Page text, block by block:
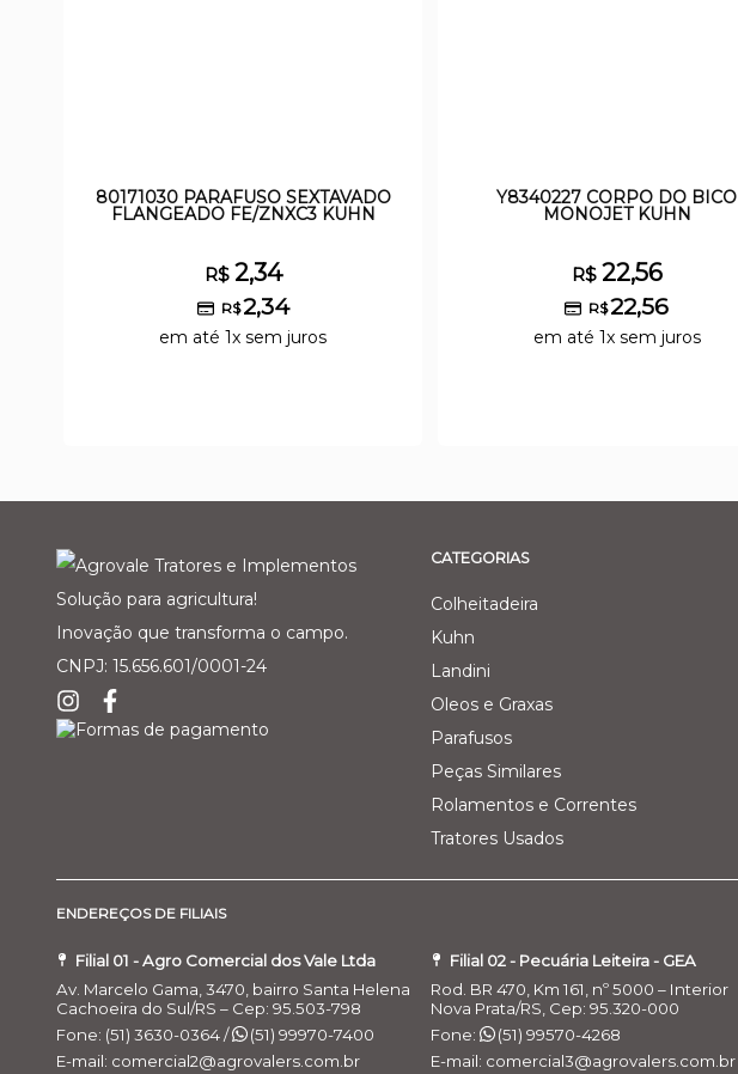
80171030 PARAFUSO SEXTAVADO
FLANGEADO FE/ZNXC3 KUHN
R$ 2,34
R$2,34
em até 1x sem juros
Y8340227 CORPO DO BICO
MONOJET KUHN
R$ 22,56
R$22,56
em até 1x sem juros
Solução para agricultura!
Inovação que transforma o campo.
CNPJ: 15.656.601/0001-24
CATEGORIAS
Colheitadeira
Kuhn
Landini
Oleos e Graxas
Parafusos
Peças Similares
Rolamentos e Correntes
Tratores Usados
ENDEREÇOS DE FILIAIS
Filial 01 - Agro Comercial dos Vale Ltda
Av. Marcelo Gama, 3470, bairro Santa Helena
Cachoeira do Sul/RS – Cep: 95.503-798
Fone: (51) 3630-0364 /
(51) 99970-7400
E-mail: comercial2@agrovalers.com.br
Filial 02 - Pecuária Leiteira - GEA
Rod. BR 470, Km 161, nº 5000 – Interior
Nova Prata/RS, Cep: 95.320-000
Fone:
(51) 99570-4268
E-mail: comercial3@agrovalers.com.br